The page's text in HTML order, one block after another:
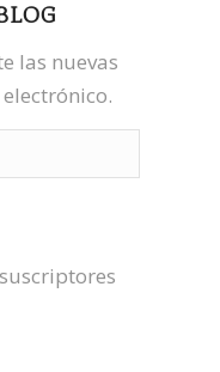
las nuevas